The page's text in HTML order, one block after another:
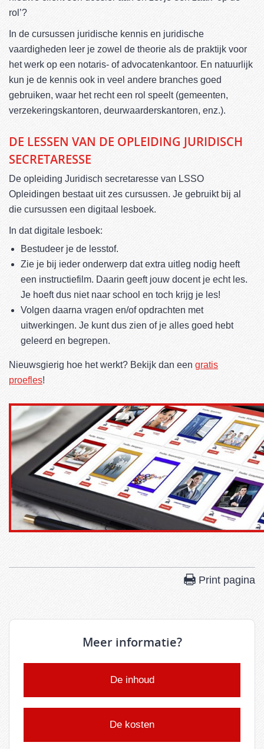
rol’?
In de cursussen juridische kennis en juridische
vaardigheden leer je zowel de theorie als de praktijk voor
het werk op een notaris- of advocatenkantoor. En natuurlijk
kun je de kennis ook in veel andere branches goed
gebruiken, waar het recht een rol speelt (gemeenten,
verzekeringskantoren, deurwaarderskantoren, enz.).
DE LESSEN VAN DE OPLEIDING JURIDISCH
SECRETARESSE
De opleiding Juridisch secretaresse van LSSO
Opleidingen bestaat uit zes cursussen. Je gebruikt bij al
die cursussen een digitaal lesboek.
In dat digitale lesboek:
Bestudeer je de lesstof.
Zie je bij ieder onderwerp dat extra uitleg nodig heeft
een instructiefilm. Daarin geeft jouw docent je echt les.
Je hoeft dus niet naar school en toch krijg je les!
Volgen daarna vragen en/of opdrachten met
uitwerkingen. Je kunt dus zien of je alles goed hebt
geleerd en begrepen.
Nieuwsgierig hoe het werkt? Bekijk dan een gratis
proefles!
Print pagina
Meer informatie?
De inhoud
De kosten